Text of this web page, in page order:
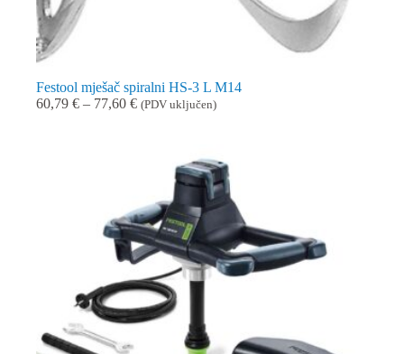
Festool mješač spiralni HS-3 L M14
60,79 € – 77,60 €Raspon
77,60 €
(PDV uključen)